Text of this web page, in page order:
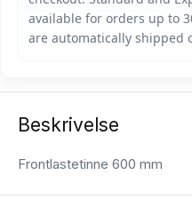
Beskrivelse
Frontlastetinne 600 mm